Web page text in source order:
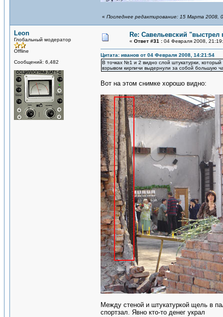
« Последнее редактирование: 15 Марта 2008,
Leon
Глобальный модератор
Offline
Сообщений: 6,482
Re: Савельевский "выстрел
« Ответ #31 : 04 Февраля 2008,
Цитата: иванов от 04 Февраля 2008, 14:21:54
В точках №1 и 2 видно слой штукатурки,
взрывом кирпичи выдернули за собой большую
Вот на этом снимке хорошо видно:
Между стеной и штукатуркой щель в
спортзал. Явно кто-то денег украл